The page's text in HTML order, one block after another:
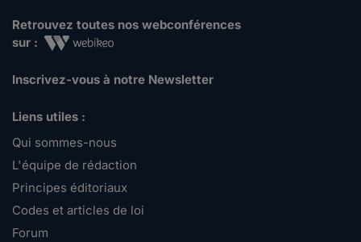
Retrouvez toutes nos webconférences
sur :
Inscrivez-vous à notre Newsletter
Liens utiles :
Qui sommes-nous
L'équipe de rédaction
Principes éditoriaux
Codes et articles de loi
Forum